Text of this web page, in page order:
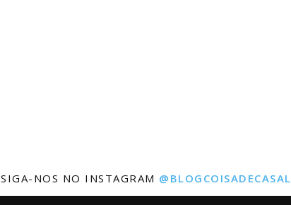
SIGA-NOS NO INSTAGRAM @BLOGCOISADECASAL